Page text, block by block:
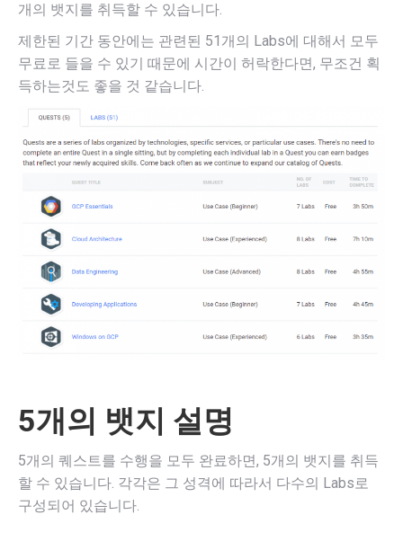
개의 뱃지를 취득할 수 있습니다.
제한된 기간 동안에는 관련된 51개의 Labs에 대해서 모두
무료로 들을 수 있기 때문에 시간이 허락한다면, 무조건 획
득하는것도 좋을 것 같습니다.
5개의 뱃지 설명
5개의 퀘스트를 수행을 모두 완료하면, 5개의 뱃지를 취득
할 수 있습니다. 각각은 그 성격에 따라서 다수의 Labs로
구성되어 있습니다.